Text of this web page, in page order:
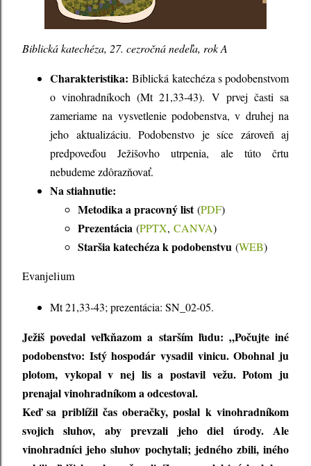
Biblická katechéza, 27. cezročná nedeľa, rok A
Charakteristika:Biblická katechéza s podobenstvom
o vinohradníkoch (Mt 21,33-43). V prvej časti sa
zameriame na vysvetlenie podobenstva, v druhej na
jeho aktualizáciu. Podobenstvo je síce zároveň aj
predpoveďou Ježišovho utrpenia, ale túto črtu
nebudeme zdôrazňovať.
Na stiahnutie:
Metodika a pracovný list(PDF)
Prezentácia (PPTX, CANVA)
Staršia katechéza k podobenstvu (WEB)
Evanjelium
Mt 21,33-43; prezentácia: SN_02-05.
Ježiš povedal veľkňazom a starším ľudu: „Počujte iné
podobenstvo: Istý hospodár vysadil vinicu. Obohnal ju
plotom, vykopal v nej lis a postavil vežu. Potom ju
prenajal vinohradníkom a odcestoval.
Keď sa priblížil čas oberačky, poslal k vinohradníkom
svojich sluhov, aby prevzali jeho diel úrody. Ale
vinohradníci jeho sluhov pochytali; jedného zbili, iného